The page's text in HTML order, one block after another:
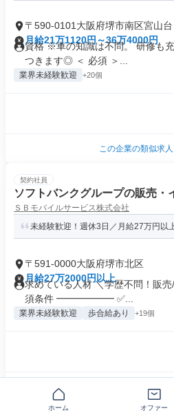
〒590-0101大阪府堺市南区宮山台
月給21万1120円～36万4000円
資格 ※車の知識は不問。 研修も
つきます◎ ＜ 必須 ＞...
業界未経験歓迎 +20個
この企業の類似求
契約社員
ソフトバンクグループの販売・
ＳＢモバイルサービス株式会社
未経験歓迎！週休3日／月給27万円以
〒591-0000大阪府堺市北区
月給27万2000円以上
求めている人材 ＼学歴不問！販
須条件 ━━━━━━ ✅...
業界未経験歓迎 歩合給あり +19個
この企業の類似求人
ホーム オファー